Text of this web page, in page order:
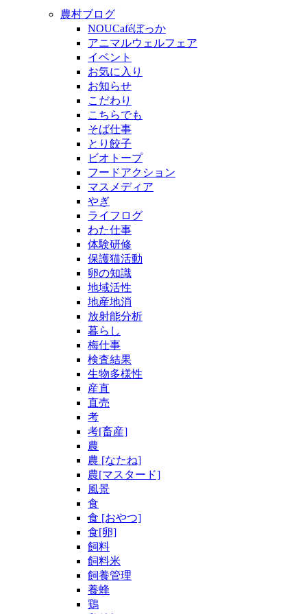
農村ブログ
NOUCaféぼっか
アニマルウェルフェア
イベント
お気に入り
お知らせ
こだわり
こちらでも
そば仕事
とり餃子
ビオトープ
フードアクション
マスメディア
やぎ
ライフログ
わた仕事
体験研修
保護猫活動
卵の知識
地域活性
地産地消
放射能分析
暮らし
梅仕事
検査結果
生物多様性
産直
直売
考
考[畜産]
農
農 [なたね]
農[マスタード]
風景
食
食 [おやつ]
食[卵]
飼料
飼料米
飼養管理
養蜂
鶏